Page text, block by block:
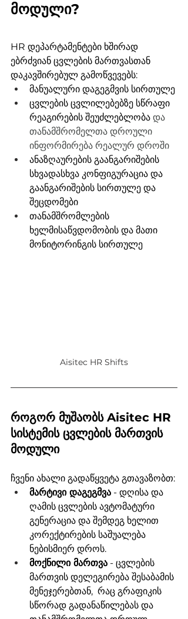
მოდული?
HR დეპარტამენტები ხშირად
ებრძვიან ცვლების მართვასთან
დაკავშირებულ გამოწვევებს:
მანუალური დაგეგმვის სირთულე
ცვლების ცვლილებებზე სწრაფი
რეაგირების შეუძლებლობა და
თანამშრომელთა დროული
ინფორმირება რეალურ დროში
ანაზღაურების გაანგარიშების
სხვადასხვა კონფიგურაცია და
გაანგარიშების სირთულე და
შეცდომები
თანამშრომლების
ხელმისაწვდომობის და მათი
მონიტორინგის სირთულე
Aisitec HR Shifts
როგორ მუშაობს Aisitec HR
სისტემის ცვლების მართვის
მოდული
ჩვენი ახალი გადაწყვეტა გთავაზობთ:
მარტივი დაგეგმვა - დღისა და
ღამის ცვლების ავტომატური
გენერაცია და შემდეგ ხელით
კორექტირების საშუალება
ნებისმიერ დროს.
მოქნილი მართვა - ცვლების
მართვის დელეგირება შესაბამის
მენეჯერებთან,  რაც გრაფიკის
სწორად გადანაწილებას და